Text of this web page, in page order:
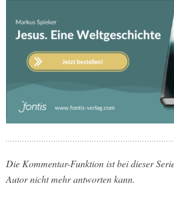
Die Kommentar-Funktion ist bei dieser
Autor nicht mehr antworten kann.